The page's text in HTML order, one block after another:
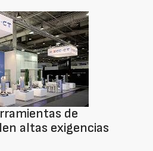
de
altas exigencias